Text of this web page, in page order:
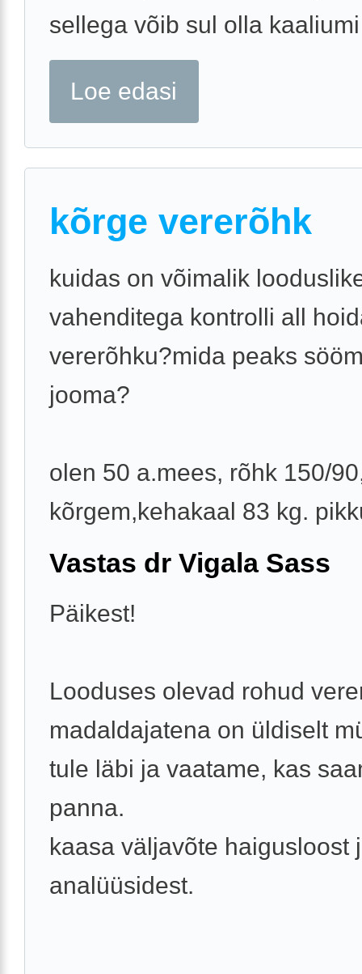
sellega võib sul olla
Loe edasi
kõrge vererõhk
kuidas on võimalik
vahenditega kontrolli all
vererõhku?mida peaks
jooma?
olen 50 a.mees, rõhk 150/
kõrgem,kehakaal 83 kg.
Vastas dr Vigala Sass
Päikest!
Looduses olevad rohud
madaldajatena on üldiselt
tule läbi ja vaatame, kas
panna.
kaasa väljavõte haigusloost
analüüsidest.